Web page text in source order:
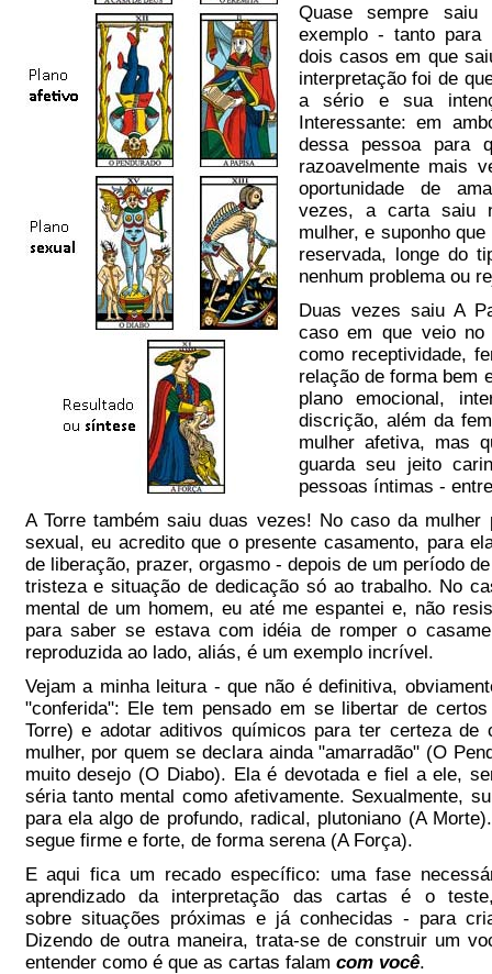
Quase sempre
exemplo - tanto
dois casos em que
interpretação foi de
a sério e sua
Interessante: em
dessa pessoa para
razoavelmente mais
oportunidade de
vezes, a carta saiu
mulher, e suponho
reservada, longe do
nenhum problema ou
Duas vezes saiu A
caso em que veio no
como receptividade,
relação de forma bem
plano emocional,
discrição, além da
mulher afetiva, mas
guarda seu jeito
pessoas íntimas -
A Torre também saiu duas vezes! No caso da mulher
sexual, eu acredito que o presente casamento, para
de liberação, prazer, orgasmo - depois de um período
tristeza e situação de dedicação só ao trabalho. No
mental de um homem, eu até me espantei e, não
para saber se estava com idéia de romper o
reproduzida ao lado, aliás, é um exemplo incrível.
Vejam a minha leitura - que não é definitiva,
"conferida": Ele tem pensado em se libertar de
Torre) e adotar aditivos químicos para ter certeza de
mulher, por quem se declara ainda "amarradão" (O
muito desejo (O Diabo). Ela é devotada e fiel a ele,
séria tanto mental como afetivamente. Sexualmente,
para ela algo de profundo, radical, plutoniano (A
segue firme e forte, de forma serena (A Força).
E aqui fica um recado específico: uma fase
aprendizado da interpretação das cartas é o
sobre situações próximas e já conhecidas - para
Dizendo de outra maneira, trata-se de construir um
entender como é que as cartas falam com você.